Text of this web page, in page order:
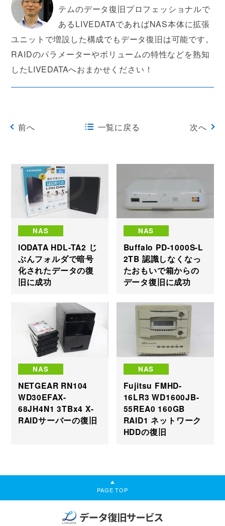
テムのデータ復旧プロフェッショナルで
あるLIVEDATAであればNAS本体に拡張
ユニットで増設した構成でもデータ復旧は可能です。
RAIDのパラメーターやボリュームの特性などを熟知
したLIVEDATAへおまかせください！
前へ 一覧に戻る 次へ
NAS
IODATA HDL-TA2 じ
ぶんフォルダで暗号
化されたデータの復
旧に成功
NAS
Buffalo PD-1000S-L
2TB 認識しなくなっ
たおもいで箱からの
データ復旧に成功
NAS
NETGEAR RN104
WD30EFAX-
68JH4N1 3TBx4 X-
RAIDサーバーの復旧
NAS
Fujitsu FMHD-
16LR3 WD1600JB-
55REA0 160GB
RAID1 ネットワーク
HDDの復旧
PAGE TOP